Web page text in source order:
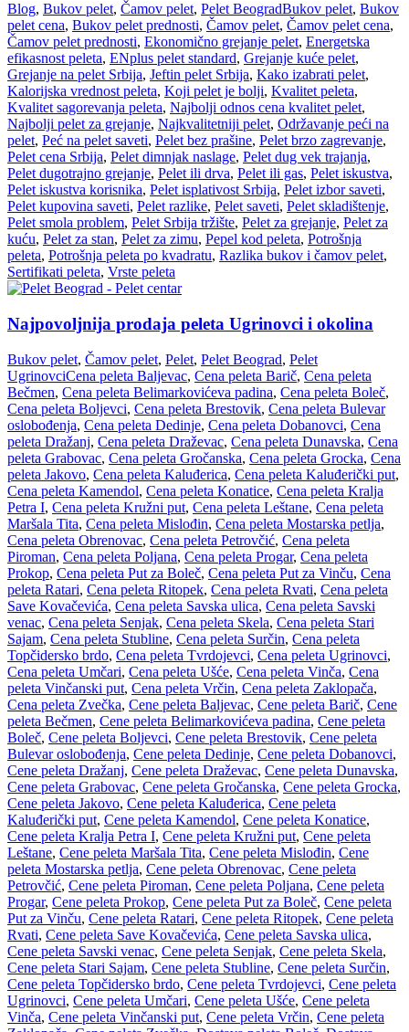
Blog, Bukov pelet, Čamov pelet, Pelet BeogradBukov pelet, Bukov
pelet cena, Bukov pelet prednosti, Čamov pelet, Čamov pelet cena,
Čamov pelet prednosti, Ekonomično grejanje pelet, Energetska
efikasnost peleta, ENplus pelet standard, Grejanje kuće pelet,
Grejanje na pelet Srbija, Jeftin pelet Srbija, Kako izabrati pelet,
Kalorijska vrednost peleta, Koji pelet je bolji, Kvalitet peleta,
Kvalitet sagorevanja peleta, Najbolji odnos cena kvalitet pelet,
Najbolji pelet za grejanje, Najkvalitetniji pelet, Održavanje peći na
pelet, Peć na pelet saveti, Pelet bez prašine, Pelet brzo zagrevanje,
Pelet cena Srbija, Pelet dimnjak naslage, Pelet dug vek trajanja,
Pelet dugotrajno grejanje, Pelet ili drva, Pelet ili gas, Pelet iskustva,
Pelet iskustva korisnika, Pelet isplativost Srbija, Pelet izbor saveti,
Pelet kupovina saveti, Pelet razlike, Pelet saveti, Pelet skladištenje,
Pelet smola problem, Pelet Srbija tržište, Pelet za grejanje, Pelet za
kuću, Pelet za stan, Pelet za zimu, Pepel kod peleta, Potrošnja
peleta, Potrošnja peleta po kvadratu, Razlika bukov i čamov pelet,
Sertifikati peleta, Vrste peleta
Najpovoljnija prodaja peleta Ugrinovci i okolina
Bukov pelet, Čamov pelet, Pelet, Pelet Beograd, Pelet
UgrinovciCena peleta Baljevac, Cena peleta Barič, Cena peleta
Bečmen, Cena peleta Belimarkovićeva padina, Cena peleta Boleč,
Cena peleta Boljevci, Cena peleta Brestovik, Cena peleta Bulevar
oslobođenja, Cena peleta Dedinje, Cena peleta Dobanovci, Cena
peleta Dražanj, Cena peleta Draževac, Cena peleta Dunavska, Cena
peleta Grabovac, Cena peleta Gročanska, Cena peleta Grocka, Cena
peleta Jakovo, Cena peleta Kaluđerica, Cena peleta Kaluđerički put,
Cena peleta Kamendol, Cena peleta Konatice, Cena peleta Kralja
Petra I, Cena peleta Kružni put, Cena peleta Leštane, Cena peleta
Maršala Tita, Cena peleta Mislođin, Cena peleta Mostarska petlja,
Cena peleta Obrenovac, Cena peleta Petrovčić, Cena peleta
Piroman, Cena peleta Poljana, Cena peleta Progar, Cena peleta
Prokop, Cena peleta Put za Boleč, Cena peleta Put za Vinču, Cena
peleta Ratari, Cena peleta Ritopek, Cena peleta Rvati, Cena peleta
Save Kovačevića, Cena peleta Savska ulica, Cena peleta Savski
venac, Cena peleta Senjak, Cena peleta Skela, Cena peleta Stari
Sajam, Cena peleta Stubline, Cena peleta Surčin, Cena peleta
Topčidersko brdo, Cena peleta Tvrdojevci, Cena peleta Ugrinovci,
Cena peleta Umčari, Cena peleta Ušće, Cena peleta Vinča, Cena
peleta Vinčanski put, Cena peleta Vrčin, Cena peleta Zaklopača,
Cena peleta Zvečka, Cene peleta Baljevac, Cene peleta Barič, Cene
peleta Bečmen, Cene peleta Belimarkovićeva padina, Cene peleta
Boleč, Cene peleta Boljevci, Cene peleta Brestovik, Cene peleta
Bulevar oslobođenja, Cene peleta Dedinje, Cene peleta Dobanovci,
Cene peleta Dražanj, Cene peleta Draževac, Cene peleta Dunavska,
Cene peleta Grabovac, Cene peleta Gročanska, Cene peleta Grocka,
Cene peleta Jakovo, Cene peleta Kaluđerica, Cene peleta
Kaluđerički put, Cene peleta Kamendol, Cene peleta Konatice,
Cene peleta Kralja Petra I, Cene peleta Kružni put, Cene peleta
Leštane, Cene peleta Maršala Tita, Cene peleta Mislođin, Cene
peleta Mostarska petlja, Cene peleta Obrenovac, Cene peleta
Petrovčić, Cene peleta Piroman, Cene peleta Poljana, Cene peleta
Progar, Cene peleta Prokop, Cene peleta Put za Boleč, Cene peleta
Put za Vinču, Cene peleta Ratari, Cene peleta Ritopek, Cene peleta
Rvati, Cene peleta Save Kovačevića, Cene peleta Savska ulica,
Cene peleta Savski venac, Cene peleta Senjak, Cene peleta Skela,
Cene peleta Stari Sajam, Cene peleta Stubline, Cene peleta Surčin,
Cene peleta Topčidersko brdo, Cene peleta Tvrdojevci, Cene peleta
Ugrinovci, Cene peleta Umčari, Cene peleta Ušće, Cene peleta
Vinča, Cene peleta Vinčanski put, Cene peleta Vrčin, Cene peleta